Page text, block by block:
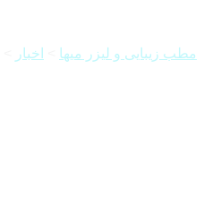
مطب زیبایی و لیزر میها اخبار